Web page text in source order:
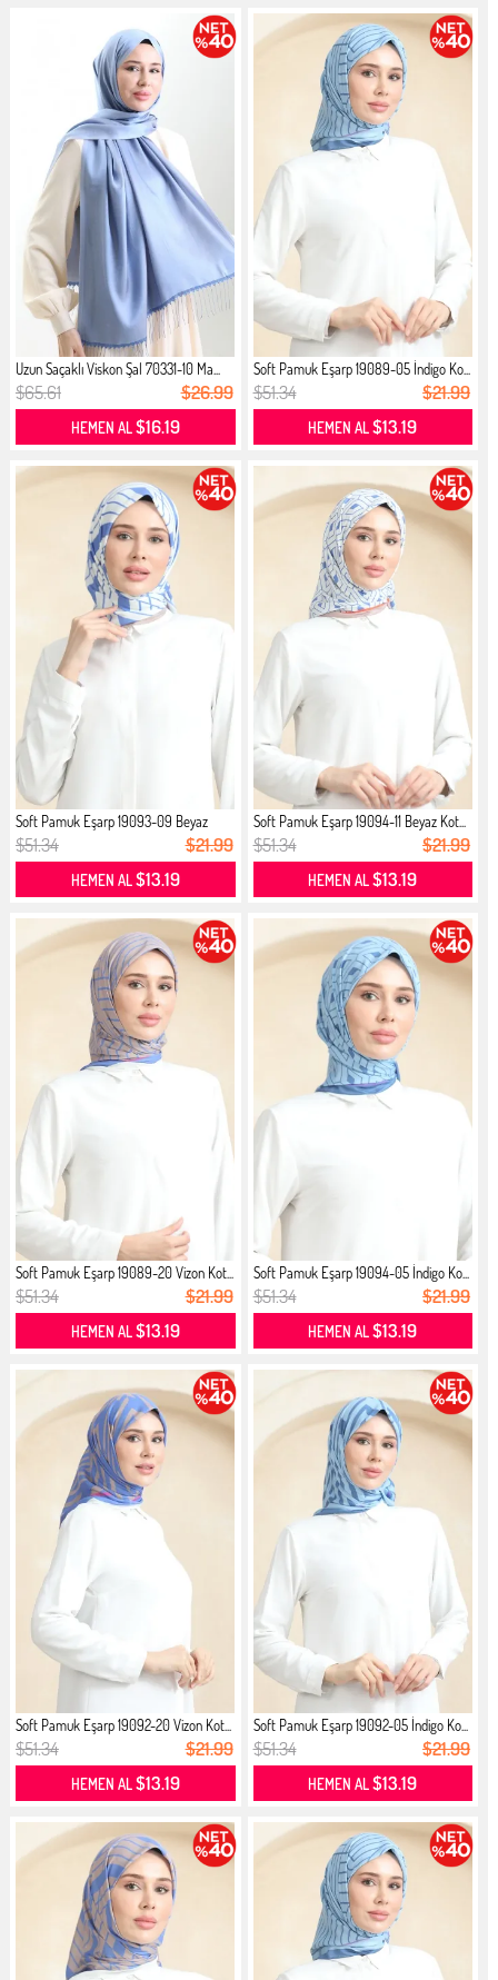
Uzun Saçaklı Viskon Şal 70331-10 Ma...
$65.61 $26.99
HEMEN AL$16.19
Soft Pamuk Eşarp 19089-05 İndigo Ko...
$51.34 $21.99
HEMEN AL$13.19
Soft Pamuk Eşarp 19093-09 Beyaz
Kot...
$51.34 $21.99
HEMEN AL$13.19
Soft Pamuk Eşarp 19094-11 Beyaz Kot...
$51.34 $21.99
HEMEN AL$13.19
Soft Pamuk Eşarp 19089-20 Vizon Kot...
$51.34 $21.99
HEMEN AL$13.19
Soft Pamuk Eşarp 19094-05 İndigo Ko...
$51.34 $21.99
HEMEN AL$13.19
Soft Pamuk Eşarp 19092-20 Vizon Kot...
$51.34 $21.99
HEMEN AL$13.19
Soft Pamuk Eşarp 19092-05 İndigo Ko...
$51.34 $21.99
HEMEN AL$13.19